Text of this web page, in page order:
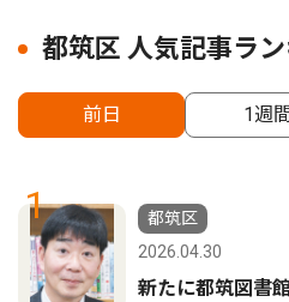
都筑区 人気記事ラ
前日 1週
1
都筑区
2026.04.30
新たに都筑図書